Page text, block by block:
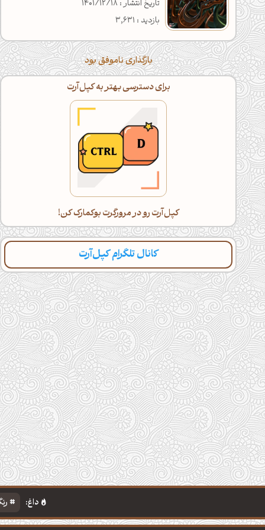
تاریخ انتشار : 1401/12/18
بازدید : 3,631
بارگذاری ناموفق بود
برای دسترسی بهتر به کپل‌آرت
کپل‌آرت رو در مرورگرت بوکمارک کن!
کانال تلگرام کپل‌آرت
داغ: